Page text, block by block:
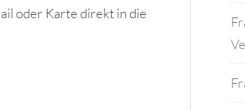
oder Karte direkt in die